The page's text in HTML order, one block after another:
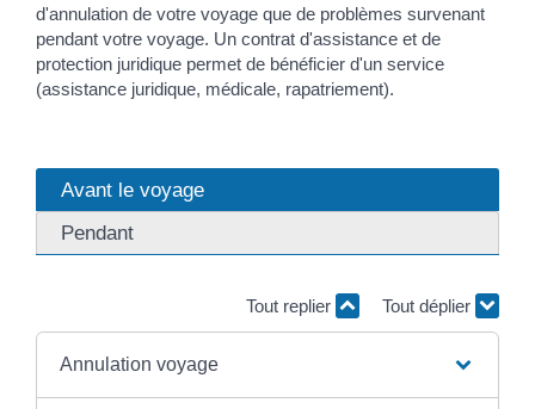
d'annulation de votre voyage que de problèmes survenant
pendant votre voyage. Un contrat d'assistance et de
protection juridique permet de bénéficier d'un service
(assistance juridique, médicale, rapatriement).
Avant le voyage
Pendant
Tout replier Tout déplier
Annulation voyage